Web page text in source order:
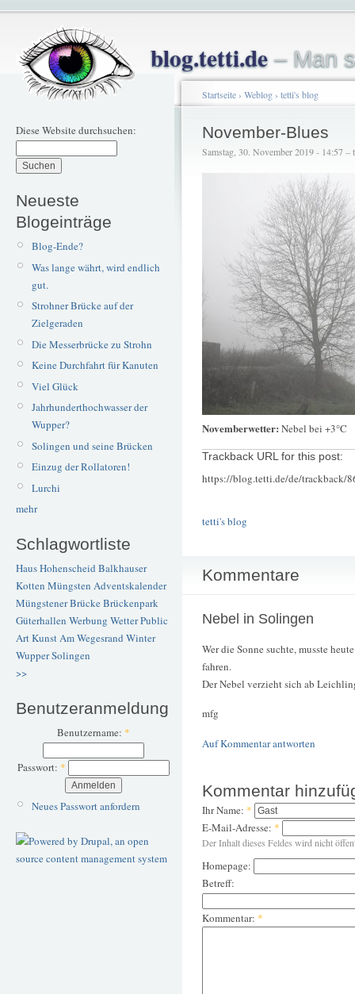
blog.tetti.de– Man
Diese Website durchsuchen:
Neueste
Blogeinträge
Blog-Ende?
Was lange währt, wird endlich
gut.
Strohner Brücke auf der
Zielgeraden
Die Messerbrücke zu Strohn
Keine Durchfahrt für Kanuten
Viel Glück
Jahrhunderthochwasser der
Wupper?
Solingen und seine Brücken
Einzug der Rollatoren!
Lurchi
mehr
Schlagwortliste
Haus Hohenscheid Balkhauser
Kotten Müngsten Adventskalender
Müngstener BrückeBrückenpark
Güterhallen Werbung WetterPublic
ArtKunstAm Wegesrand Winter
WupperSolingen
>>
Benutzeranmeldung
Benutzername: *
Passwort: *
Neues Passwort anfordern
Startseite› Weblog› tetti's blog
November-Blues
Samstag, 30. November 2019 - 14:57 –
Novemberwetter: Nebel bei +3°C
Trackback URL for this post:
https://blog.tetti.de/de/trackback/
tetti's blog
Kommentare
Nebel in Solingen
Wer die Sonne suchte, musste
fahren.
Der Nebel verzieht sich ab
mfg
Auf Kommentar antworten
Kommentar
Ihr Name: *
E-Mail-Adresse: *
Der Inhalt dieses Feldes wird nicht
Homepage:
Betreff:
Kommentar: *